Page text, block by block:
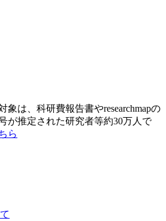
象は、科研費報告書やresearchmapの
が推定された研究者等約30万人で
ら